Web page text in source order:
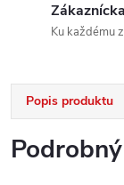
Ku každému
Popis produktu